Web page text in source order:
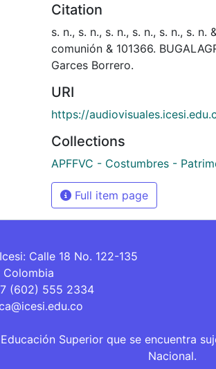
Citation
s. n., s. n., s. n., s. n., s. n., s.
comunión & 101366.
Garces Borrero.
URI
https://
Collections
APFFVC - Costumbres -
Full item page
Calle 18 No. 122-135
Colombia
(602) 555 2334
Superior que se encuentra
Nacional.